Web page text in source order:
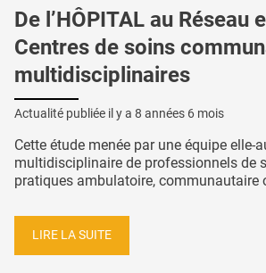
De l’HÔPITAL au Réseau
Centres de soins
multidisciplinaires
Actualité publiée il y a 8 années 6 mois
Cette étude menée par une équipe elle-
multidisciplinaire de professionnels de
pratiques ambulatoire, communautaire
LIRE LA SUITE